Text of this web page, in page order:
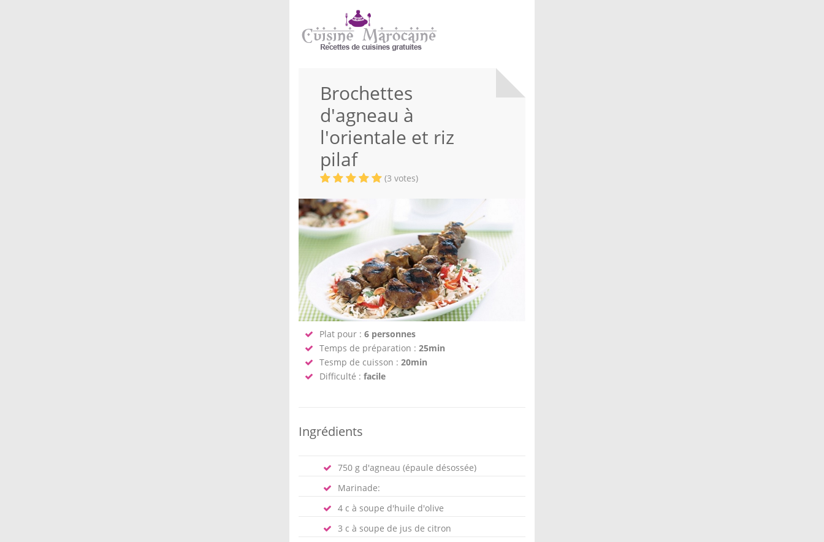
Brochettes
d'agneau à
l'orientale et riz
pilaf
(3 votes)
Plat pour : 6 personnes
Temps de préparation : 25min
Tesmp de cuisson : 20min
Difficulté : facile
Ingrédients
750 g d'agneau (épaule désossée)
Marinade:
4 c à soupe d'huile d'olive
3 c à soupe de jus de citron